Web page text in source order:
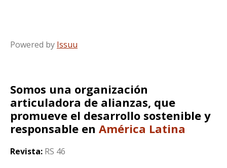
Powered by Issuu
Somos una organización
articuladora de alianzas, que
promueve el desarrollo sostenible y
responsable en América Latina
Revista: RS 46